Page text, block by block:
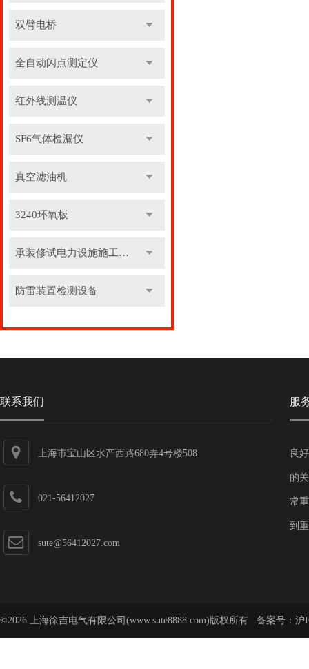
双臂电桥
全自动闪点测定仪
红外线测温仪
SF6气体检漏仪
真空滤油机
3240环氧板
承装修试电力设施施工机具
防雷装置检测设备
联系我们
上海市宝山区水产西路680弄4号楼508
021-56412027
sute@56412027.com
服
良
的
常
到
©2026 上海徐吉电气有限公司(www.sute8888.com)版权所有 备案号： 沪